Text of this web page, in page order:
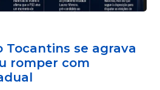
Tocantins se agrava
romper com